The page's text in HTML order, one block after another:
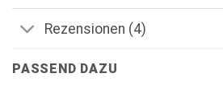
Rezensionen (4)
PASSEND DAZU